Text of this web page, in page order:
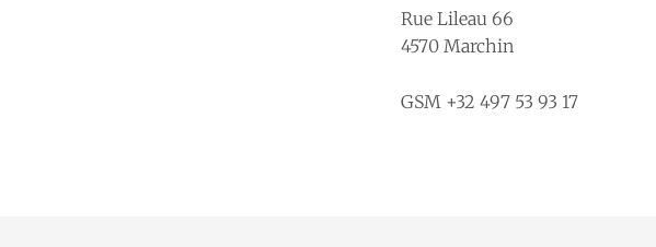
Rue Lileau 66
4570 Marchin
GSM +32 497 53 93 17